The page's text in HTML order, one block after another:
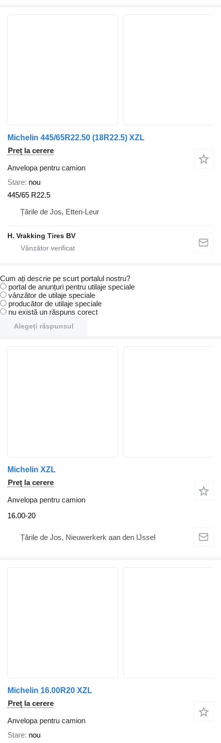
Michelin 445/65R22.50 (18R22.5) XZL
Preț la cerere
Anvelopa pentru camion
Stare nou
445/65 R22.5
Țările de Jos, Etten-Leur
H. Vrakking Tires BV
Cum ați descrie pe scurt portalul nostru?
portal de anunțuri pentru utilaje speciale
vânzător de utilaje speciale
producător de utilaje speciale
nu există un răspuns corect
Alegeți răspunsul
Michelin XZL
Preț la cerere
Anvelopa pentru camion
16.00-20
Țările de Jos, Nieuwerkerk aan den IJssel
Michelin 16.00R20 XZL
Preț la cerere
Anvelopa pentru camion
Stare nou